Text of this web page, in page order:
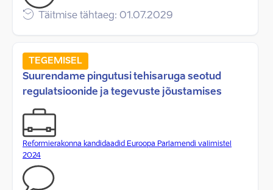
Täitmise tähtaeg: 01.07.2029
TEGEMISEL
Suurendame pingutusi tehisaruga seotud
regulatsioonide ja tegevuste jõustamises
Reformierakonna kandidaadid Euroopa Parlamendi valimistel
2024